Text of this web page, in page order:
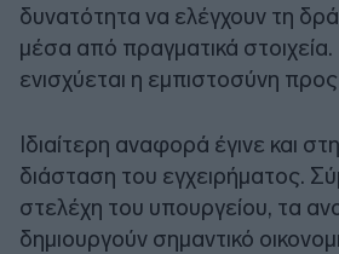
δυνατότητα να ελέγχουν τη
μέσα από πραγματικά
ενισχύεται η εμπιστοσύνη
Ιδιαίτερη αναφορά έγινε και
διάσταση του εγχειρήματος.
στελέχη του υπουργείου, τα
δημιουργούν σημαντικό